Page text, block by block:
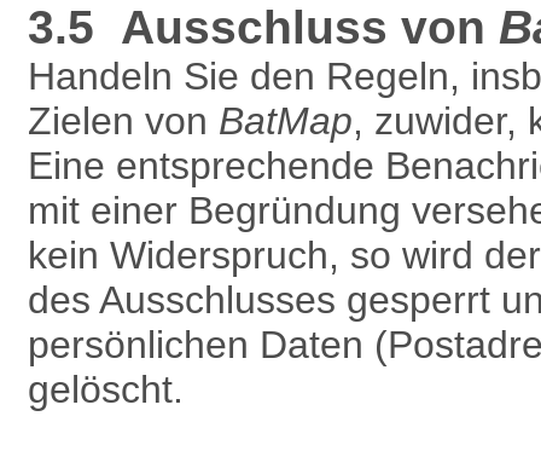
3.5 Ausschluss von
Handeln Sie den Regeln,
Zielen von BatMap, zuwider,
Eine entsprechende
mit einer Begründung
kein Widerspruch, so wird
des Ausschlusses gesperrt
persönlichen Daten
gelöscht.